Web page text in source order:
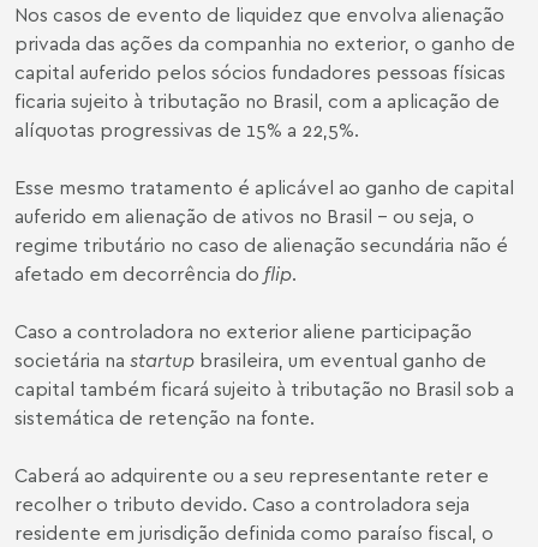
Nos casos de evento de liquidez que envolva alienação
privada das ações da companhia no exterior, o ganho de
capital auferido pelos sócios fundadores pessoas físicas
ficaria sujeito à tributação no Brasil, com a aplicação de
alíquotas progressivas de 15% a 22,5%.
Esse mesmo tratamento é aplicável ao ganho de capital
auferido em alienação de ativos no Brasil – ou seja, o
regime tributário no caso de alienação secundária não é
afetado em decorrência do flip.
Caso a controladora no exterior aliene participação
societária na startup brasileira, um eventual ganho de
capital também ficará sujeito à tributação no Brasil sob a
sistemática de retenção na fonte.
Caberá ao adquirente ou a seu representante reter e
recolher o tributo devido. Caso a controladora seja
residente em jurisdição definida como paraíso fiscal, o